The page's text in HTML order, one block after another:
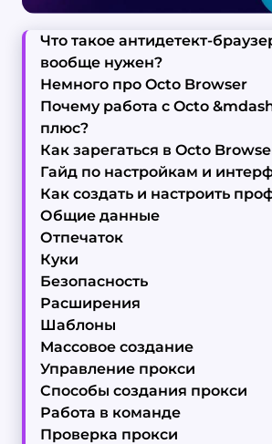
Что такое антидетект-
вообще нужен?
Немного про Octo Browser
Почему работа с Octo
плюс?
Как зарегаться в Octo
Гайд по настройкам и
Как создать и настроить
Общие данные
Отпечаток
Куки
Безопасность
Расширения
Шаблоны
Массовое создание
Управление прокси
Способы создания прокси
Работа в команде
Проверка прокси